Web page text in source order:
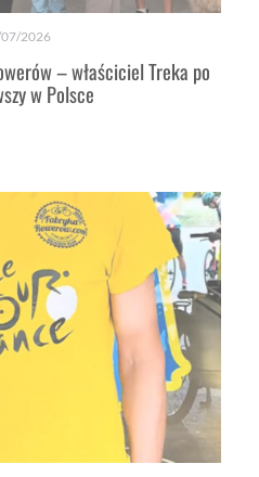
2026
– właściciel Treka po
w Polsce